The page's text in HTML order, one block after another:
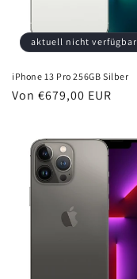
aktuell nicht verfügbar
iPhone 13 Pro 256GB Silber
Normaler
Von €679,00 EUR